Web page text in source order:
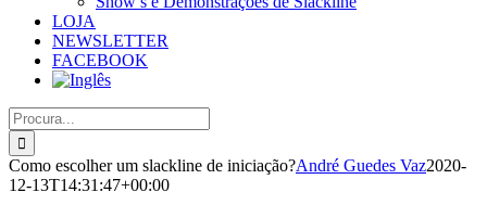
LOJA
NEWSLETTER
FACEBOOK
Pesquisar
por:
Como escolher um slackline de iniciação?André Guedes Vaz2020-
12-13T14:31:47+00:00